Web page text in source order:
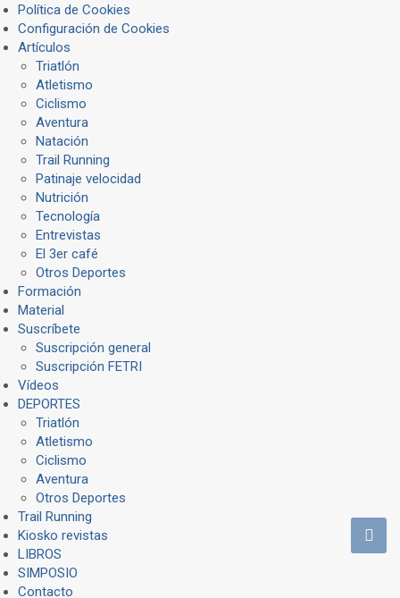
Política de Cookies
Configuración de Cookies
Artículos
Triatlón
Atletismo
Ciclismo
Aventura
Natación
Trail Running
Patinaje velocidad
Nutrición
Tecnología
Entrevistas
El 3er café
Otros Deportes
Formación
Material
Suscríbete
Suscripción general
Suscripción FETRI
Vídeos
DEPORTES
Triatlón
Atletismo
Ciclismo
Aventura
Otros Deportes
Trail Running
Kiosko revistas
LIBROS
SIMPOSIO
Contacto